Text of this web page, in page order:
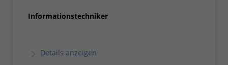
Informationstechniker
Details anzeigen